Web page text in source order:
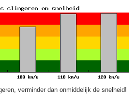
verminder dan onmiddelijk de snelheid!